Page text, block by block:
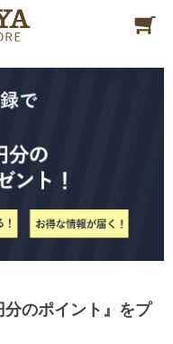
のポイント』をプ